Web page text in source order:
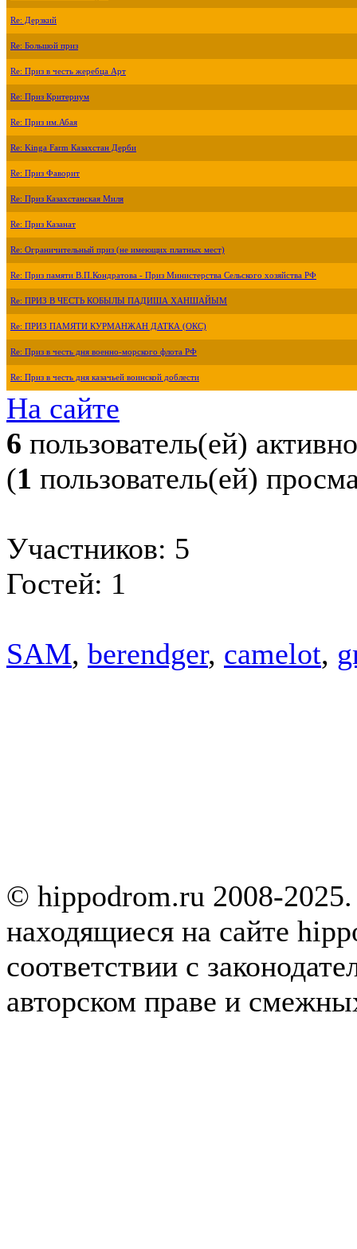
Re: Дерзкий
Re: Большой приз
Re: Приз в честь жеребца Арт
Re: Приз Критериум
Re: Приз им.Абая
Re: Kinga Farm Казахстан Дерби
Re: Приз Фаворит
Re: Приз Казахстанская Миля
Re: Приз Казанат
Re: Ограничительный приз (не имеющих платных мест)
Re: Приз памяти В.П.Кондратова - Приз Министерства Сельского хозяйства РФ
Re: ПРИЗ В ЧЕСТЬ КОБЫЛЫ ПАДИША ХАНШАЙЫМ
Re: ПРИЗ ПАМЯТИ КУРМАНЖАН ДАТКА (ОКС)
Re: Приз в честь дня военно-морского флота РФ
Re: Приз в честь дня казачьей воинской доблести
На сайте
6 пользователь(ей) активно
(1 пользователь(ей)
Участников: 5
Гостей: 1
SAM, berendger, camelot,
© hippodrom.ru 2008-
находящиеся на сайте
соответствии с
авторском праве и